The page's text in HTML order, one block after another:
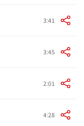
3:41
3:45
2:01
4:28